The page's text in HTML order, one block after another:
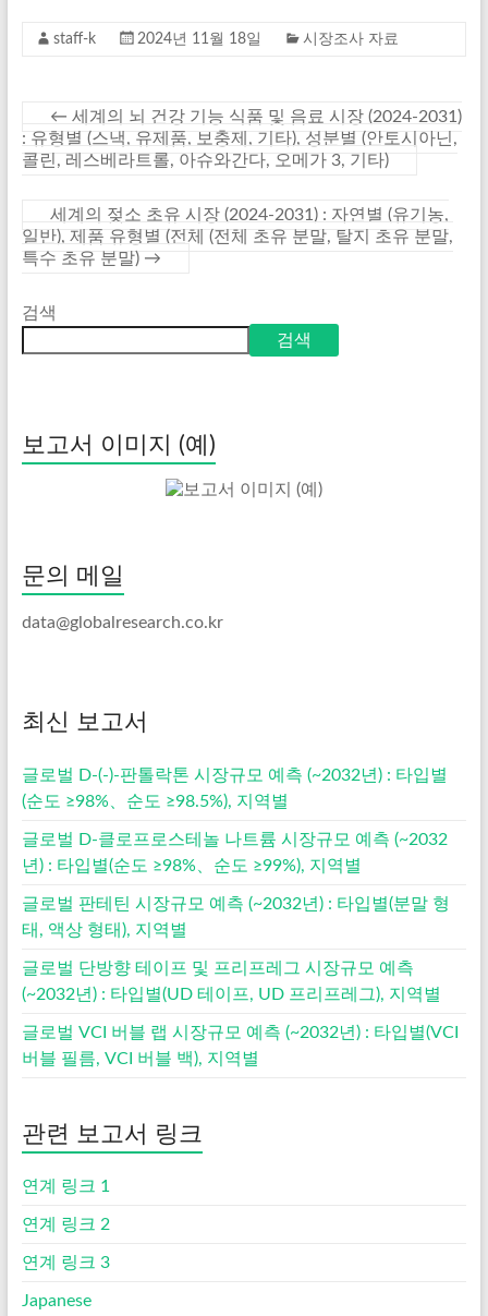
staff-k 2024년 11월 18일 시장조사 자료
← 세계의 뇌 건강 기능 식품 및 음료 시장 (2024-2031)
: 유형별 (스낵, 유제품, 보충제, 기타), 성분별 (안토시아닌,
콜린, 레스베라트롤, 아슈와간다, 오메가 3, 기타)
세계의 젖소 초유 시장 (2024-2031) : 자연별 (유기농,
일반), 제품 유형별 (전체 (전체 초유 분말, 탈지 초유 분말,
특수 초유 분말) →
검색
검색
보고서 이미지 (예)
문의 메일
data@globalresearch.co.kr
최신 보고서
글로벌 D-(-)-판톨락톤 시장규모 예측 (~2032년) : 타입별
(순도 ≥98%、순도 ≥98.5%), 지역별
글로벌 D-클로프로스테놀 나트륨 시장규모 예측 (~2032
년) : 타입별(순도 ≥98%、순도 ≥99%), 지역별
글로벌 판테틴 시장규모 예측 (~2032년) : 타입별(분말 형
태, 액상 형태), 지역별
글로벌 단방향 테이프 및 프리프레그 시장규모 예측
(~2032년) : 타입별(UD 테이프, UD 프리프레그), 지역별
글로벌 VCI 버블 랩 시장규모 예측 (~2032년) : 타입별(VCI
버블 필름, VCI 버블 백), 지역별
관련 보고서 링크
연계 링크 1
연계 링크 2
연계 링크 3
Japanese